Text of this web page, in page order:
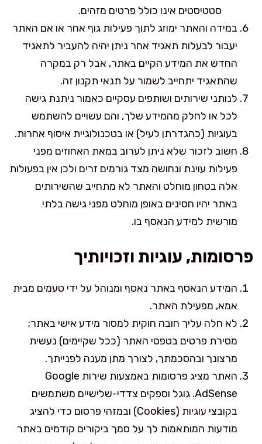
סטטיסטים אינו כולל פרטים מזהים.
במידה והאתר ימוזג לתוך פעילות גוף אחר או אם האתר
יעבור לבעלות תאגיד אחר ניתן יהיה להעביר לתאגיד
החדש את המידע הקיים באתר, אבל רק במקרה
שהתאגיד יתחייב לשמור על תנאי תקנון זה.
לנותני שירותים ושותפים עסקיים כאמור ניתנת גישה
לכל או לחלק מהמידע שלך, והם עשויים להשתמש
בעוגיות (כהגדרתן לעיל) או בטכנולוגיית איסוף אחרות.
חשוב לזכור שלא ניתן לערוב במאת האחוזים מפני
פעילות עוינת ונחושה מצד גורמים זרים ולכן אין בפעולות
אלה בטחון מוחלט והאתר לא מתחייב שהשירותים
באתר יהיו חסינים באופן מוחלט מפני גישה בלתי
מורשית למידע הנאסף בו.
פרסומות, עוגיות וזכויותיך
המידע הנאסף באתר נאסף ומנוהל על ידי טעמים מבית
אמא, מפעילת האתר.
לא חלה עליך חובה חוקית למסור מידע אישי באתר;
מסירת פרטים בטפסי האתר (ככל שקיימים) נעשית
מרצונך ובהסכמתך, לצורך מתן מענה לפנייתך.
האתר מציג פרסומות באמצעות שירות Google
AdSense. גוגל וספקים צדדי-שלישיים משתמשים
בקובצי עוגיות (Cookies) ובמזהי פרסום כדי להציג
מודעות המותאמות לך על סמך ביקורים קודמים באתר